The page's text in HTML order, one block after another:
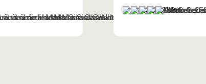
Branco
Cinza Médio
Frapê
Mocha Mousse
Preto
+1 cor